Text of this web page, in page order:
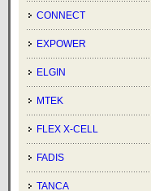
CONNECT
EXPOWER
ELGIN
MTEK
FLEX X-CELL
FADIS
TANCA